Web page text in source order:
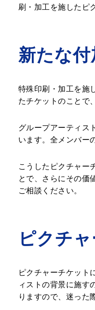
刷・加工を施したピ
新たな
特殊印刷・加工を施
たチケットのことで
グループアーティス
います。全メンバー
こうしたピクチャー
とで、さらにその価
ご相談ください。
ピクチ
ピクチャーチケット
ィストの背景に施す
りますので、迷った